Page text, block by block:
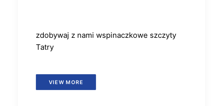
zdobywaj z nami wspinaczkowe szczyty
Tatry
VIEW MORE